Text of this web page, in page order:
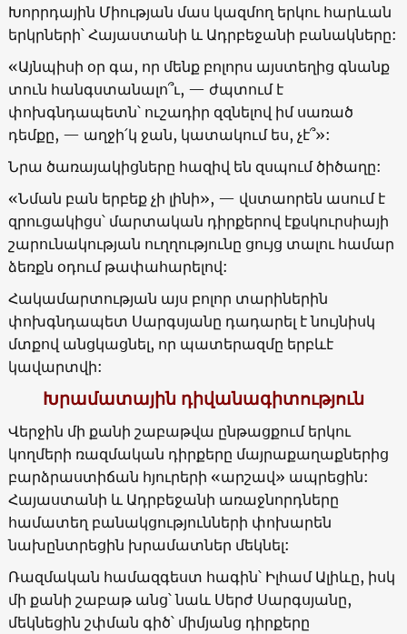
Խորրդային Միության մաս կազմող երկու հարևան
երկրների՝ Հայաստանի և Ադրբեջանի բանակները:
«Այնպիսի օր գա, որ մենք բոլորս այստեղից գնանք
տուն հանգստանալո՞ւ, — ժպտում է
փոխգնդապետն՝ ուշադիր զզնելով իմ սառած
դեմքը, — աղջի՛կ ջան, կատակում ես, չէ՞»:
Նրա ծառայակիցները հազիվ են զսպում ծիծաղը:
«Նման բան երբեք չի լինի», — վստաորեն ասում է
զրուցակիցս՝ մարտական դիրքերով էքսկուրսիայի
շարունակության ուղղությունը ցույց տալու համար
ձեռքն օդում թափահարելով:
Հակամարտության այս բոլոր տարիներին
փոխգնդապետ Սարգսյանը դադարել է նույնիսկ
մտքով անցկացնել, որ պատերազմը երբևէ
կավարտվի:
Խրամատային դիվանագիտություն
Վերջին մի քանի շաբաթվա ընթացքում երկու
կողմերի ռազմական դիրքերը մայրաքաղաքներից
բարձրաստիճան հյուրերի «արշավ» ապրեցին:
Հայաստանի և Ադրբեջանի առաջնորդները
համատեղ բանակցությունների փոխարեն
նախընտրեցին խրամատներ մեկնել:
Ռազմական համազգեստ հագին՝ Իլհամ Ալիևը, իսկ
մի քանի շաբաթ անց՝ նաև Սերժ Սարգսյանը,
մեկնեցին շփման գիծ՝ միմյանց դիրքերը